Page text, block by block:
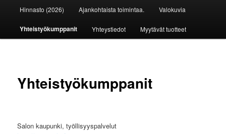
Hinnasto (2026) Ajankohtaista toimintaa. Valokuvia
Yhteistyökumppanit Yhteystiedot Myytävät tuotteet
Yhteistyökumppanit
Salon kaupunki, työllisyyspalvelut